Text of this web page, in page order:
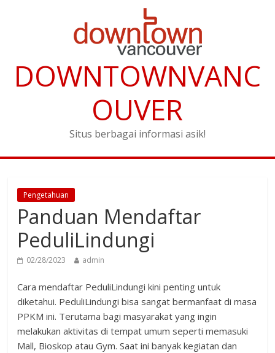
DOWNTOWNVANC
OUVER
Situs berbagai informasi asik!
Pengetahuan
Panduan Mendaftar
PeduliLindungi
02/28/2023 admin
Cara mendaftar PeduliLindungi kini penting untuk
diketahui. PeduliLindungi bisa sangat bermanfaat di masa
PPKM ini. Terutama bagi masyarakat yang ingin
melakukan aktivitas di tempat umum seperti memasuki
Mall, Bioskop atau Gym. Saat ini banyak kegiatan dan